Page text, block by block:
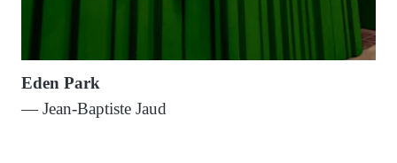
Eden Park
— Jean-Baptiste Jaud